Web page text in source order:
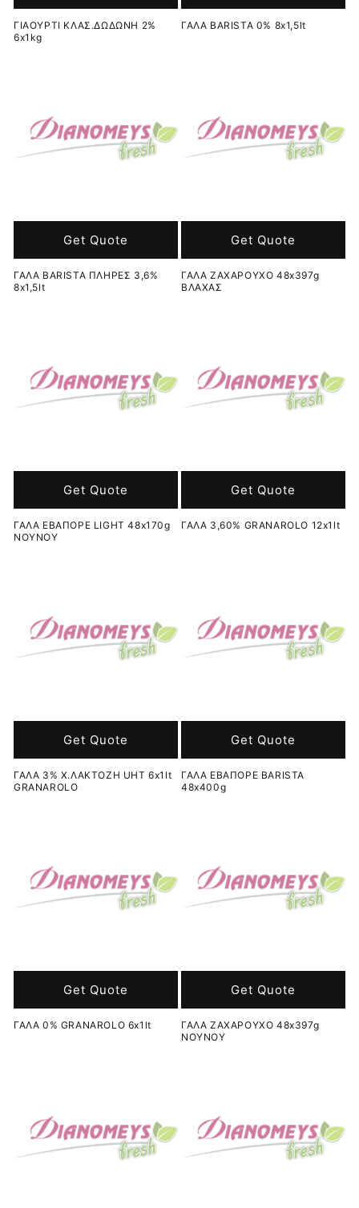
ΓΙΑΟΥΡΤΙ ΚΛΑΣ.ΔΩΔΩΝΗ 2%
6x1kg
ΓΑΛΑ BARISTA 0% 8x1,5lt
ΓΑΛΑ BARISTA ΠΛΗΡΕΣ 3,6%
8x1,5lt
Get Quote
ΓΑΛΑ ΖΑΧΑΡΟΥΧΟ 48x397g
ΒΛΑΧΑΣ
Get Quote
ΓΑΛΑ ΕΒΑΠΟΡΕ LIGHT 48x170g
ΝΟΥΝΟΥ
Get Quote
ΓΑΛΑ 3,60% GRANAROLO 12x1lt
Get Quote
ΓΑΛΑ 3% Χ.ΛΑΚΤΟΖΗ UHT 6x1lt
GRANAROLO
Get Quote
ΓΑΛΑ ΕΒΑΠΟΡΕ BARISTA
48x400g
Get Quote
ΓΑΛΑ 0% GRANAROLO 6x1lt
Get Quote
ΓΑΛΑ ΖΑΧΑΡΟΥΧΟ 48x397g
ΝΟΥΝΟΥ
Get Quote